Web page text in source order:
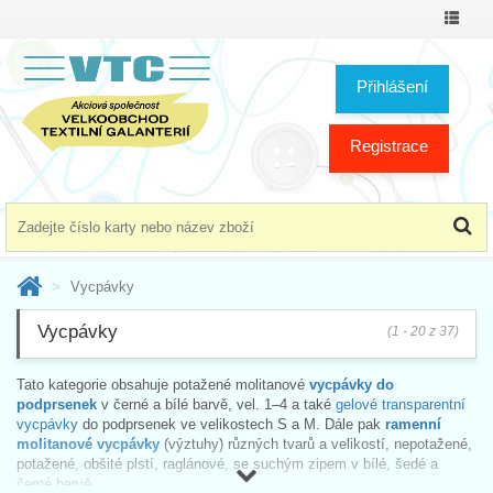
Přihlášení
Registrace
Vycpávky
Vycpávky (1 - 20 z 37)
Tato kategorie obsahuje potažené molitanové vycpávky do
podprsenek v černé a bílé barvě, vel. 1–4 a také gelové transparentní
vycpávky do podprsenek ve velikostech S a M. Dále pak ramenní
molitanové vycpávky (výztuhy) různých tvarů a velikostí, nepotažené,
potažené, obšité plstí, raglánové, se suchým zipem v bílé, šedé a
černé barvě.